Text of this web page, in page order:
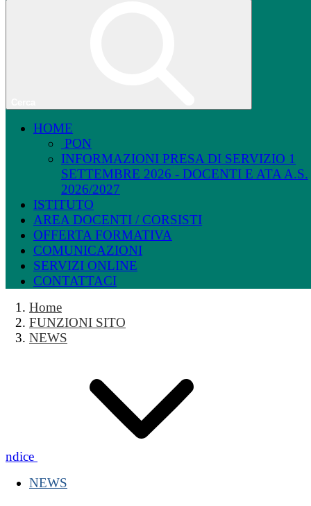
HOME
PON
INFORMAZIONI PRESA DI SERVIZIO 1
SETTEMBRE 2026 - DOCENTI E ATA A.S.
2026/2027
ISTITUTO
AREA DOCENTI / CORSISTI
OFFERTA FORMATIVA
COMUNICAZIONI
SERVIZI ONLINE
CONTATTACI
Home
FUNZIONI SITO
NEWS
Indice
NEWS